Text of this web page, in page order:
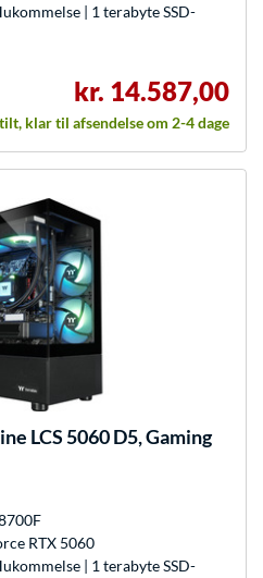
| 1 terabyte SSD-
kr. 14.587,00
klar til afsendelse om 2-4 dage
LCS 5060 D5, Gaming
RTX 5060
| 1 terabyte SSD-